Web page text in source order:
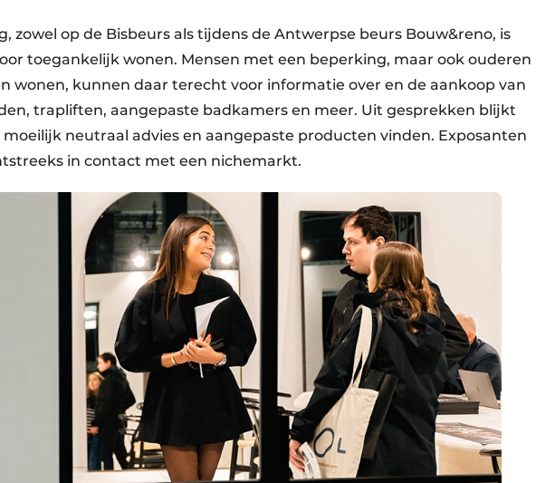
zowel op de Bisbeurs als tijdens de Antwerpse beurs Bouw&reno, is
toegankelijk wonen. Mensen met een beperking, maar ook ouderen
wonen, kunnen daar terecht voor informatie over en de aankoop van
trapliften, aangepaste badkamers en meer. Uit gesprekken blijkt
neutraal advies en aangepaste producten vinden. Exposanten
in contact met een nichemarkt.